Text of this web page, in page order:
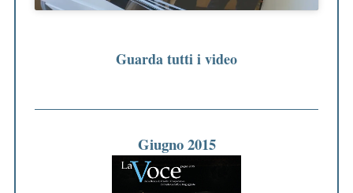
Guarda tutti i video
Giugno 2015